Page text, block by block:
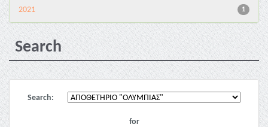
1
2021
Search
Search:
for